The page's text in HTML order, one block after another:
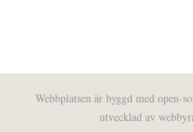
Webbplatsen är byggd med open-
utvecklad av